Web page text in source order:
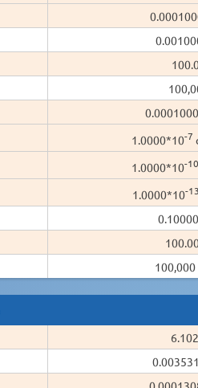
1.0000*10-7
1.0000*10-10
1.0000*10-13
100,000